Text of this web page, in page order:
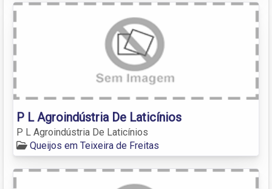
P L Agroindústria De Laticínios
P L Agroindústria De Laticínios
Queijos em Teixeira de Freitas